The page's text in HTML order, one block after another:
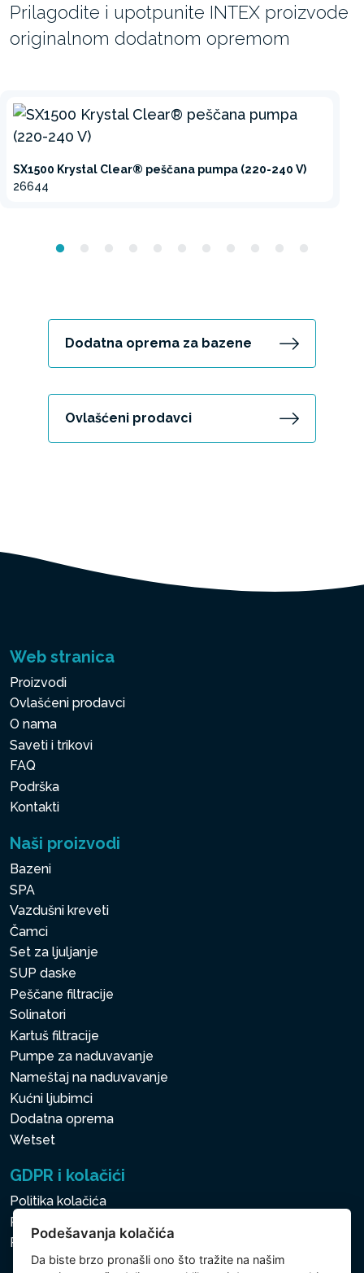
Prilagodite i upotpunite INTEX proizvode
originalnom dodatnom opremom
SX1500 Krystal Clear® peščana pumpa (220-240 V)
26644
Dodatna oprema za bazene
Ovlašćeni prodavci
Web stranica
Proizvodi
Ovlašćeni prodavci
O nama
Saveti i trikovi
FAQ
Podrška
Kontakti
Naši proizvodi
Bazeni
SPA
Vazdušni kreveti
Čamci
Set za ljuljanje
SUP daske
Peščane filtracije
Solinatori
Kartuš filtracije
Pumpe za naduvavanje
Nameštaj na naduvavanje
Kućni ljubimci
Dodatna oprema
Wetset
GDPR i kolačići
Politika kolačića
Politika zaštite ličnih i drugih obrađivanih podataka
Podešavanja kolačića
Podešavanja kolačića
Da biste brzo pronašli ono što tražite na našim